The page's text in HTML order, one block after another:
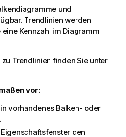
und
Trendlinien werden
Kennzahl im Diagramm
Trendlinien finden Sie unter
vor:
vorhandenes Balken- oder
den